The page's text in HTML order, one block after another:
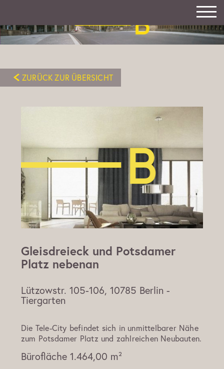
ZURÜCK ZUR ÜBERSICHT
Gleisdreieck und Potsdamer
Platz nebenan
Lützowstr. 105-106, 10785 Berlin -
Tiergarten
Die Tele-City befindet sich in unmittelbarer Nähe
zum Potsdamer Platz und zahlreichen Neubauten.
Bürofläche 1.464,00 m²